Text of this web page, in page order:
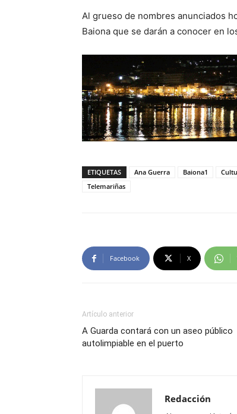
Al grueso de nombres anunciados
Baiona que se darán a conocer en
ETIQUETAS Ana Guerra Baiona1
Telemariñas
Facebook X
Artículo anterior
A Guarda contará con un aseo público
autolimpiable en el puerto
Redacción